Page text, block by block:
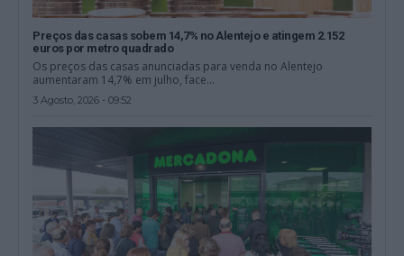
Preços das casas sobem 14,7% no Alentejo e atingem 2.152
euros por metro quadrado
Os preços das casas anunciadas para venda no Alentejo
aumentaram 14,7% em julho, face...
3 Agosto, 2026 - 09:52